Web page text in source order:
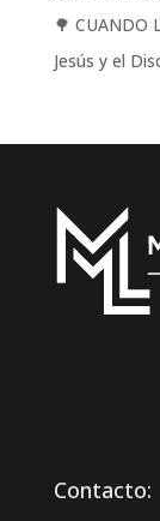
🌳 CUANDO
Jesús y el
Contacto: